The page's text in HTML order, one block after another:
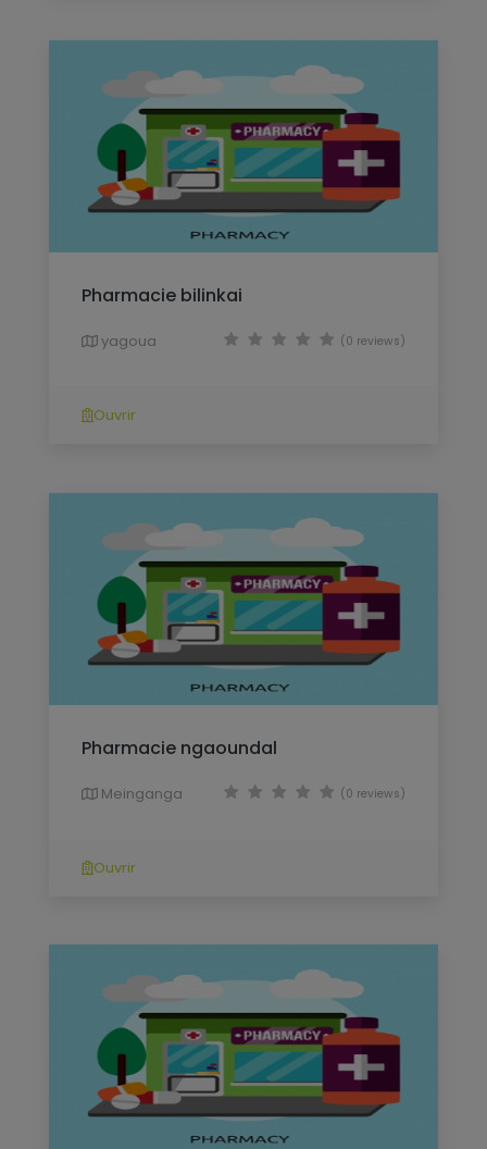
Pharmacie bilinkai
yagoua (0 reviews)
Ouvrir
Pharmacie ngaoundal
Meinganga (0 reviews)
Ouvrir